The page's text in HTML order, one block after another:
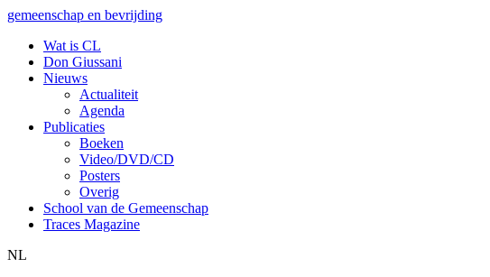
gemeenschap en bevrijding
Wat is CL
Don Giussani
Nieuws
Actualiteit
Agenda
Publicaties
Boeken
Video/DVD/CD
Posters
Overig
School van de Gemeenschap
Traces Magazine
NL